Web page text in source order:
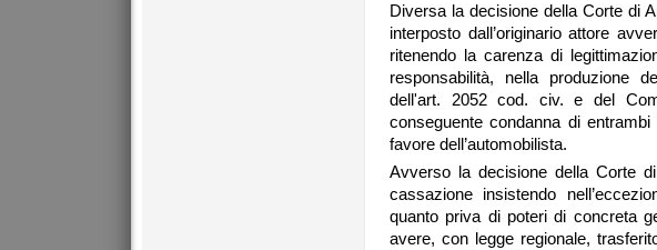
Diversa la decisione della Corte di
interposto dall’originario attore
ritenendo la carenza di
responsabilità, nella produzione
dell'art. 2052 cod. civ. e del
conseguente condanna di
favore dell’automobilista.
Avverso la decisione della Corte
cassazione insistendo
quanto priva di poteri di concreta
avere, con legge regionale,